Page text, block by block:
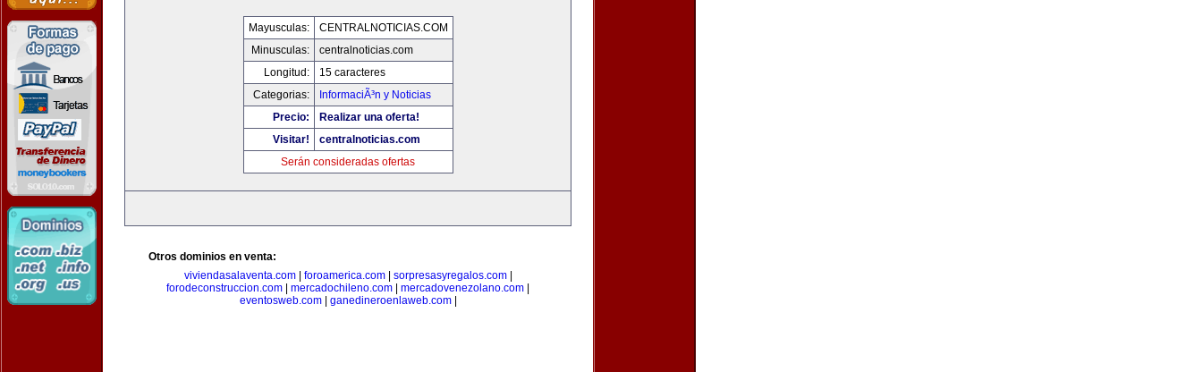
Mayusculas:
CENTRALNOTICIAS.COM
Minusculas:
centralnoticias.com
Longitud:
15 caracteres
Categorias:
InformaciÃ³n y Noticias
Precio:
Realizar una oferta!
Visitar!
centralnoticias.com
Serán consideradas ofertas
Otros dominios en venta:
viviendasalaventa.com| foroamerica.com| sorpresasyregalos.com|
forodeconstruccion.com
mercadochileno.com mercadovenezolano.com
eventosweb.com| ganedineroenlaweb.com|